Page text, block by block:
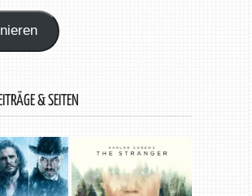
& SEITEN